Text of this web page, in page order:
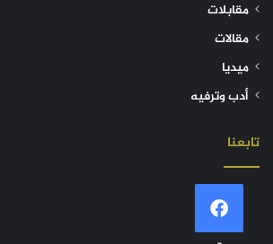
مقابلات
مقالات
ميديا
أدب وترفيه
تابعنا